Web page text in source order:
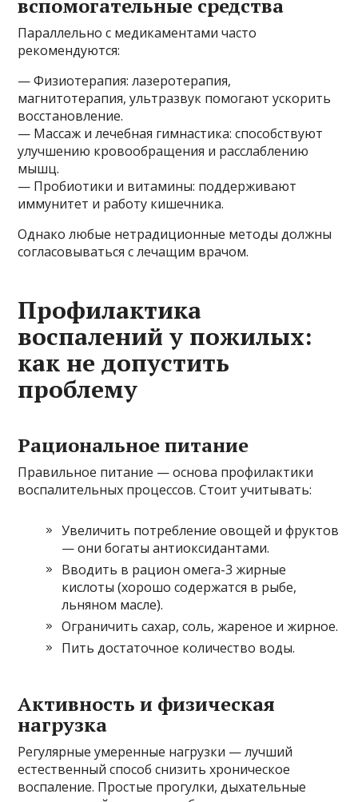
вспомогательные средства
Параллельно с медикаментами часто
рекомендуются:
— Физиотерапия: лазеротерапия,
магнитотерапия, ультразвук помогают ускорить
восстановление.
— Массаж и лечебная гимнастика: способствуют
улучшению кровообращения и расслаблению
мышц.
— Пробиотики и витамины: поддерживают
иммунитет и работу кишечника.
Однако любые нетрадиционные методы должны
согласовываться с лечащим врачом.
Профилактика
воспалений у пожилых:
как не допустить
проблему
Рациональное питание
Правильное питание — основа профилактики
воспалительных процессов. Стоит учитывать:
Увеличить потребление овощей и фруктов
— они богаты антиоксидантами.
Вводить в рацион омега-3 жирные
кислоты (хорошо содержатся в рыбе,
льняном масле).
Ограничить сахар, соль, жареное и жирное.
Пить достаточное количество воды.
Активность и физическая
нагрузка
Регулярные умеренные нагрузки — лучший
естественный способ снизить хроническое
воспаление. Простые прогулки, дыхательные